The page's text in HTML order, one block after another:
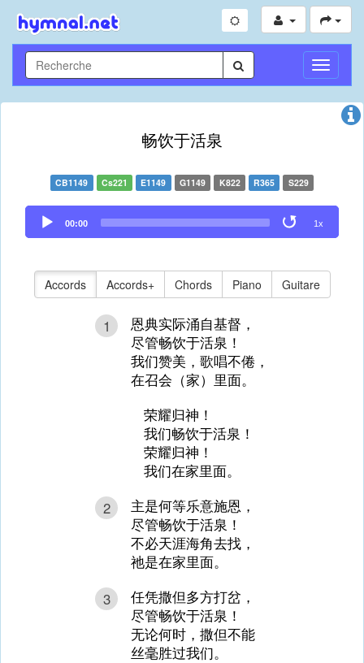
Toggle
畅饮于活泉
CB1149 Cs221 E1149 G1149 K822 R365 S229
Audio
Player
00:00 1x
Accords Accords+ Chords Piano Guitare
1
恩典实际涌自基督，
尽管畅饮于活泉！
我们赞美，歌唱不倦，
在召会（家）里面。
荣耀归神！
我们畅饮于活泉！
荣耀归神！
我们在家里面。
2
主是何等乐意施恩，
尽管畅饮于活泉！
不必天涯海角去找，
祂是在家里面。
3
任凭撒但多方打岔，
尽管畅饮于活泉！
无论何时，撒但不能
丝毫胜过我们。